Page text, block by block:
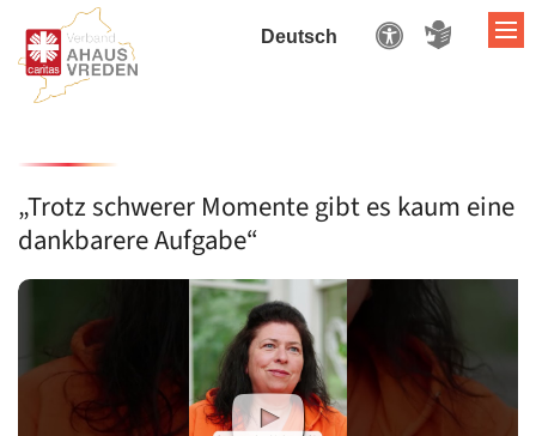
ZUM INHALT SPRINGEN
„Trotz schwerer Momente gibt es kaum eine
dankbarere Aufgabe“